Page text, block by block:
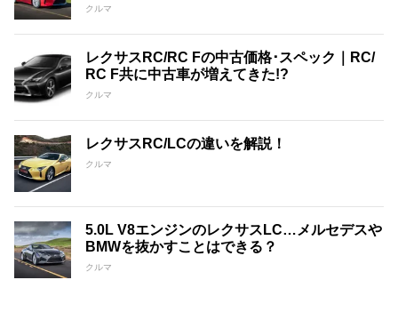
クルマ
レクサスRC/RC Fの中古価格･スペック｜RC/
RC F共に中古車が増えてきた!?
クルマ
レクサスRC/LCの違いを解説！
クルマ
5.0L V8エンジンのレクサスLC…メルセデスや
BMWを抜かすことはできる？
クルマ